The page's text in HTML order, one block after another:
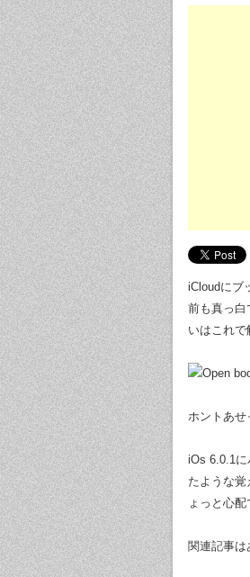
iCloudにブ
前も真っ白
いはこれで
ホントあせ
iOs 6.0.1に
たような
ょっと心配
関連記事は